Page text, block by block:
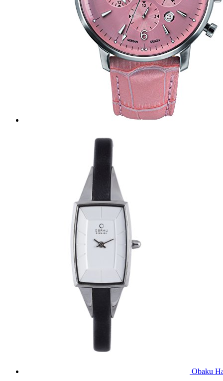
Obaku